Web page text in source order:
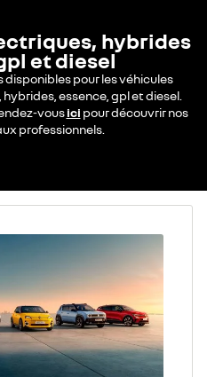
hybrides
et diesel
pour les véhicules
essence, gpl et diesel.
vousici pour découvrir nos
professionnels.